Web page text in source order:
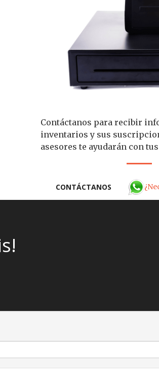
Contáctanos para recibir
inventarios y sus
asesores te ayudarán con
CONTÁCTANOS